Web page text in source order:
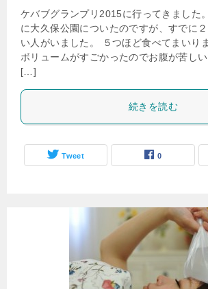
ケバブグランプリ2015に行ってきました
に大久保公園についたのですが、すでに
い人がいました。 ５つほど食べてまいり
ボリュームがすごかったのでお腹が苦し
[…]
続きを読む
Tweet 0